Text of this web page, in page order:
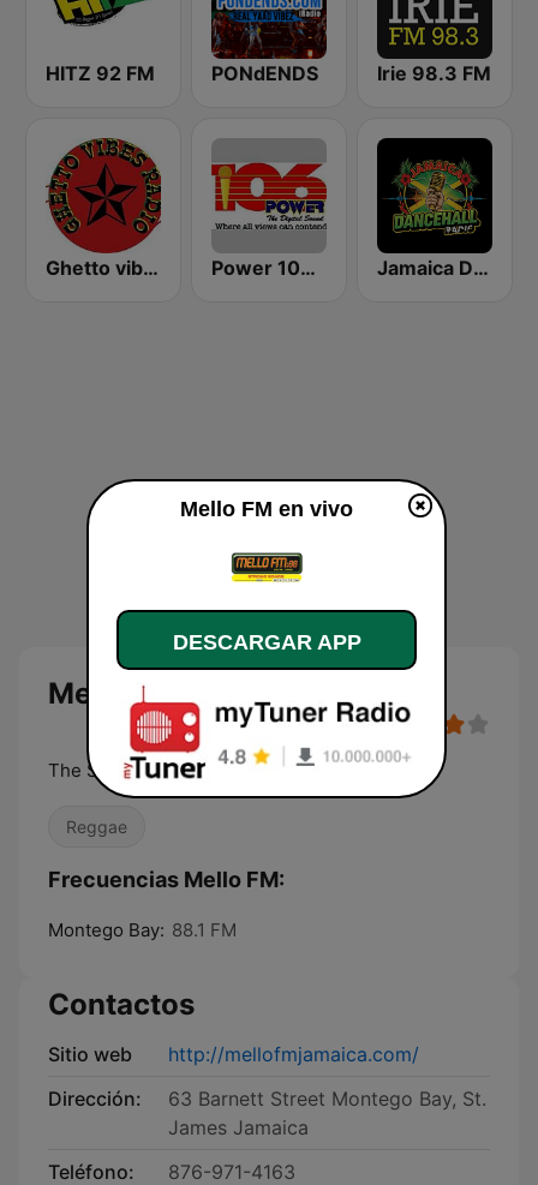
HITZ 92 FM PONdENDS Irie 98.3 FM
Ghetto vibes radio station Power 106.1 FM Jamaica Dancehall Radio
Mello FM
The Station That Plays Strong Songs!
Reggae
Frecuencias Mello FM:
Montego Bay: 88.1 FM
Contactos
Sitio web
http://mellofmjamaica.com/
Dirección:
63 Barnett Street Montego Bay, St.
James Jamaica
Teléfono:
876-971-4163
Mello FM en vivo
DESCARGAR APP